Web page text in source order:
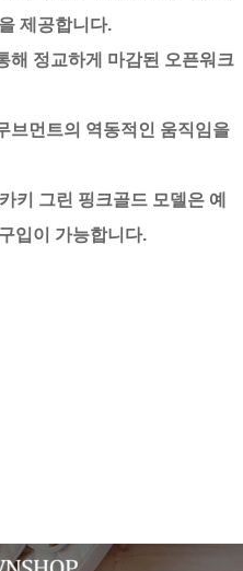
제공합니다.
해 정교하게 마감된 오픈워크
브먼트의 역동적인 움직임을
키 그린 핑크골드 모델은 예
입이 가능합니다.